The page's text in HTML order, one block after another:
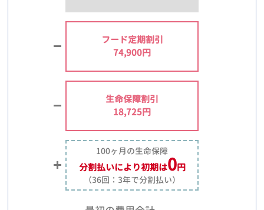
フード定期割引
74,900円
生命保障割引
18,725円
100ヶ月の生命保障
分割払いにより初期は0円
（36回：3年で分割払い）